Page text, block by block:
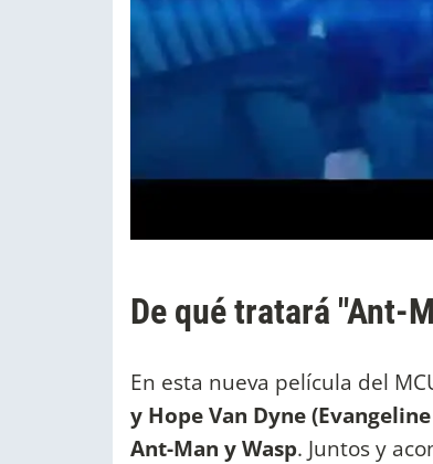
De qué tratará "Ant-
En esta nueva película del
y Hope Van Dyne
Ant-Man y Wasp. Juntos y